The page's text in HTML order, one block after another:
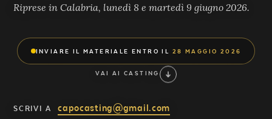
Riprese in Calabria, lunedì 8 e martedì 9 giugno 2026.
INVIARE IL MATERIALE ENTRO IL 28 MAGGIO 2026
VAI AI CASTING
SCRIVI A capocasting@gmail.com